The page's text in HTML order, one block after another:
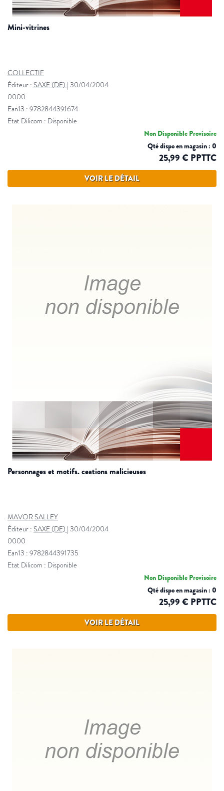
mini-vitrines
COLLECTIF
Éditeur : SAXE (DE) | 30/04/2004
0000
Ean13 : 9782844391674
Etat Dilicom : Disponible
Non Disponible Provisoire
Qté dispo en magasin : 0
25,99 € PPTTC
VOIR LE DÉTAIL
personnages et motifs. ceations malicieuses
MAVOR SALLEY
Éditeur : SAXE (DE) | 30/04/2004
0000
Ean13 : 9782844391735
Etat Dilicom : Disponible
Non Disponible Provisoire
Qté dispo en magasin : 0
25,99 € PPTTC
VOIR LE DÉTAIL